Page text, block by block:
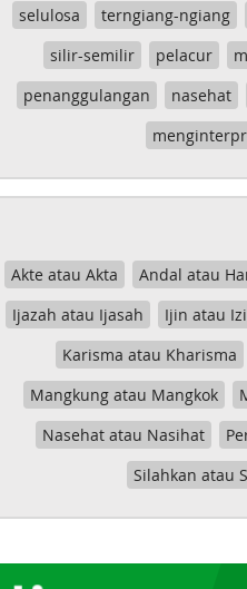
selulosa
terngiang-ngiang
silir-semilir
pelacur
penanggulangan
nasehat
Akte atau Akta Andal atau
Ijazah atau Ijasah
Ijin atau
Karisma atau Kharisma
Mangkung atau Mangkok
Nasehat atau Nasihat
Silahkan atau